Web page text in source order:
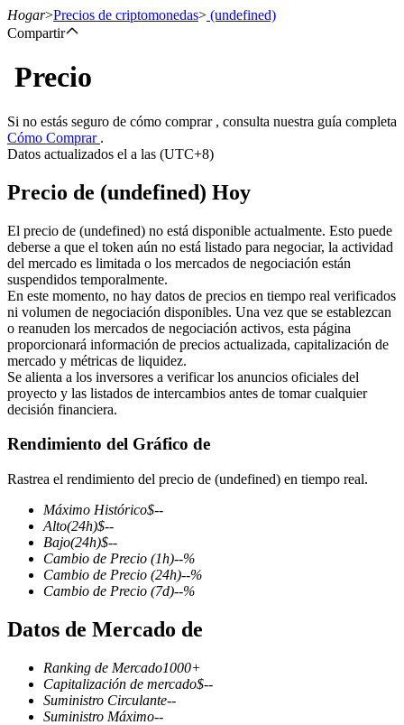
Futuros
Futuros del USDT
Futuros que utilizan USDT como garantía
Futuros COIN-M
Futuros de criptomonedas
TradFi
primas
Hogar>Precios de criptomonedas> (undefined)
Compartir
Precio
Si no estás seguro de cómo comprar , consulta nuestra guía completa
Cómo Comprar .
Datos actualizados el a las (UTC+8)
Precio de (undefined) Hoy
El precio de (undefined) no está disponible actualmente. Esto puede
deberse a que el token aún no está listado para negociar, la actividad
del mercado es limitada o los mercados de negociación están
suspendidos temporalmente.
En este momento, no hay datos de precios en tiempo real verificados
ni volumen de negociación disponibles. Una vez que se establezcan
o reanuden los mercados de negociación activos, esta página
proporcionará información de precios actualizada, capitalización de
mercado y métricas de liquidez.
Se alienta a los inversores a verificar los anuncios oficiales del
proyecto y las listados de intercambios antes de tomar cualquier
decisión financiera.
Rendimiento del Gráfico de
Rastrea el rendimiento del precio de (undefined) en tiempo real.
Máximo Histórico$--
Alto(24h)$--
Bajo(24h)$--
Cambio de Precio (1h)--%
Cambio de Precio (24h)--%
Cambio de Precio (7d)--%
Datos de Mercado de
Ranking de Mercado1000+
Capitalización de mercado$--
Suministro Circulante--
Suministro Máximo--